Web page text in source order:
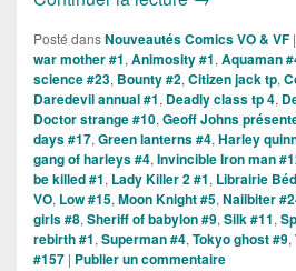
Posté dansNouveautés Comics VO & VF |
war mother #1, Animosity #1, Aquaman
science #23, Bounty #2, Citizen jack tp,
Daredevil annual #1, Deadly class tp 4,
Doctor strange #10, Geoff Johns
days #17, Green lanterns #4, Harley
gang of harleys #4, Invincible Iron man
be killed #1, Lady Killer 2 #1, Librairie
VO, Low #15, Moon Knight #5, Nailbiter
girls #8, Sheriff of babylon #9, Silk #11,
rebirth #1, Superman #4, Tokyo ghost #9,
#157 | Publier un commentaire